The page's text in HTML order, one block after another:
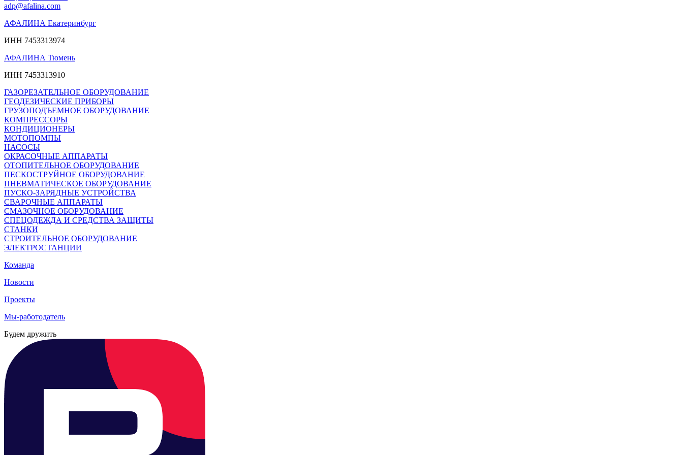
adp@afalina.com
АФАЛИНА Екатеринбург
ИНН 7453313974
АФАЛИНА Тюмень
ИНН 7453313910
ГАЗОРЕЗАТЕЛЬНОЕ ОБОРУДОВАНИЕ
ГЕОДЕЗИЧЕСКИЕ ПРИБОРЫ
ГРУЗОПОДЪЕМНОЕ ОБОРУДОВАНИЕ
КОМПРЕССОРЫ
КОНДИЦИОНЕРЫ
МОТОПОМПЫ
НАСОСЫ
ОКРАСОЧНЫЕ АППАРАТЫ
ОТОПИТЕЛЬНОЕ ОБОРУДОВАНИЕ
ПЕСКОСТРУЙНОЕ ОБОРУДОВАНИЕ
ПНЕВМАТИЧЕСКОЕ ОБОРУДОВАНИЕ
ПУСКО-ЗАРЯДНЫЕ УСТРОЙСТВА
СВАРОЧНЫЕ АППАРАТЫ
СМАЗОЧНОЕ ОБОРУДОВАНИЕ
СПЕЦОДЕЖДА И СРЕДСТВА ЗАЩИТЫ
СТАНКИ
СТРОИТЕЛЬНОЕ ОБОРУДОВАНИЕ
ЭЛЕКТРОСТАНЦИИ
Команда
Новости
Проекты
Мы-работодатель
Будем дружить